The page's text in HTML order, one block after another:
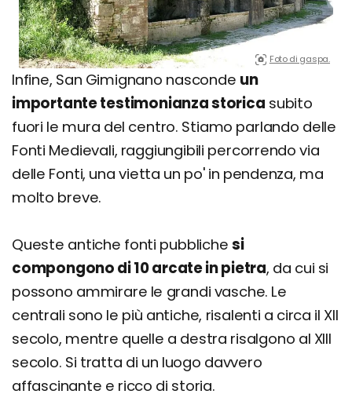
Foto di gaspa.
Infine, San Gimignano nasconde un
importante testimonianza storica subito
fuori le mura del centro. Stiamo parlando delle
Fonti Medievali, raggiungibili percorrendo via
delle Fonti, una vietta un po' in pendenza, ma
molto breve.
Queste antiche fonti pubbliche si
compongono di 10 arcate in pietra, da cui si
possono ammirare le grandi vasche. Le
centrali sono le più antiche, risalenti a circa il XII
secolo, mentre quelle a destra risalgono al XIII
secolo. Si tratta di un luogo davvero
affascinante e ricco di storia.